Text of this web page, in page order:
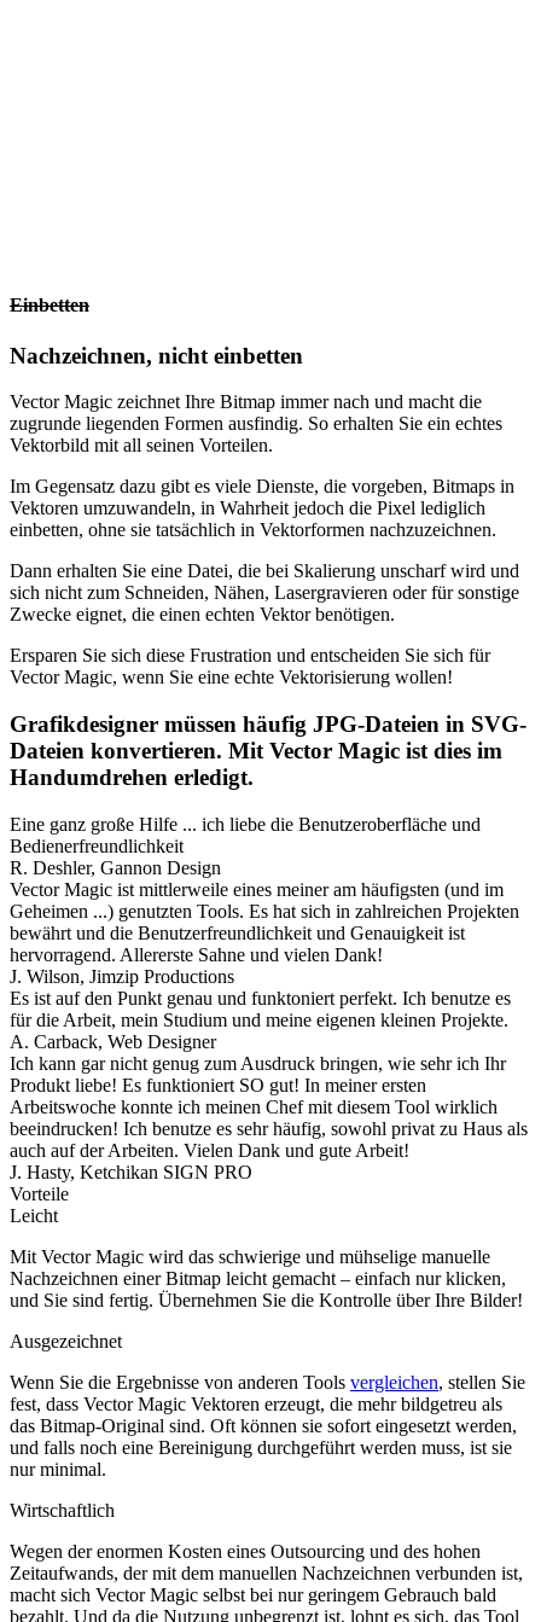
Einbetten
Nachzeichnen, nicht einbetten
Vector Magic zeichnet Ihre Bitmap immer nach und macht die
zugrunde liegenden Formen ausfindig. So erhalten Sie ein echtes
Vektorbild mit all seinen Vorteilen.
Im Gegensatz dazu gibt es viele Dienste, die vorgeben, Bitmaps in
Vektoren umzuwandeln, in Wahrheit jedoch die Pixel lediglich
einbetten, ohne sie tatsächlich in Vektorformen nachzuzeichnen.
Dann erhalten Sie eine Datei, die bei Skalierung unscharf wird und
sich nicht zum Schneiden, Nähen, Lasergravieren oder für sonstige
Zwecke eignet, die einen echten Vektor benötigen.
Ersparen Sie sich diese Frustration und entscheiden Sie sich für
Vector Magic, wenn Sie eine echte Vektorisierung wollen!
Grafikdesigner müssen häufig JPG-Dateien in SVG-
Dateien konvertieren. Mit Vector Magic ist dies im
Handumdrehen erledigt.
Eine ganz große Hilfe ... ich liebe die Benutzeroberfläche und
Bedienerfreundlichkeit
R. Deshler, Gannon Design
Vector Magic ist mittlerweile eines meiner am häufigsten (und im
Geheimen ...) genutzten Tools. Es hat sich in zahlreichen Projekten
bewährt und die Benutzerfreundlichkeit und Genauigkeit ist
hervorragend. Allererste Sahne und vielen Dank!
J. Wilson, Jimzip Productions
Es ist auf den Punkt genau und funktoniert perfekt. Ich benutze es
für die Arbeit, mein Studium und meine eigenen kleinen Projekte.
A. Carback, Web Designer
Ich kann gar nicht genug zum Ausdruck bringen, wie sehr ich Ihr
Produkt liebe! Es funktioniert SO gut! In meiner ersten
Arbeitswoche konnte ich meinen Chef mit diesem Tool wirklich
beeindrucken! Ich benutze es sehr häufig, sowohl privat zu Haus als
auch auf der Arbeiten. Vielen Dank und gute Arbeit!
J. Hasty, Ketchikan SIGN PRO
Vorteile
Leicht
Mit Vector Magic wird das schwierige und mühselige manuelle
Nachzeichnen einer Bitmap leicht gemacht – einfach nur klicken,
und Sie sind fertig. Übernehmen Sie die Kontrolle über Ihre Bilder!
Ausgezeichnet
Wenn Sie die Ergebnisse von anderen Tools vergleichen, stellen Sie
fest, dass Vector Magic Vektoren erzeugt, die mehr bildgetreu als
das Bitmap-Original sind. Oft können sie sofort eingesetzt werden,
und falls noch eine Bereinigung durchgeführt werden muss, ist sie
nur minimal.
Wirtschaftlich
Wegen der enormen Kosten eines Outsourcing und des hohen
Zeitaufwands, der mit dem manuellen Nachzeichnen verbunden ist,
macht sich Vector Magic selbst bei nur geringem Gebrauch bald
bezahlt. Und da die Nutzung unbegrenzt ist, lohnt es sich, das Tool